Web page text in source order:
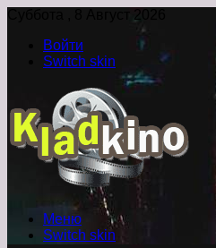
Суббота , 8 Август 2026
Войти
Switch skin
Меню
Switch skin